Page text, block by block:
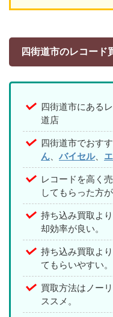
四街道市のレコード
四街道市にある
道店
四街道市でおす
ん
バイセル、
レコードを高く
してもらった方が
持ち込み買取よ
却効率が良い。
持ち込み買取よ
てもらいやすい。
買取方法はノー
ススメ。